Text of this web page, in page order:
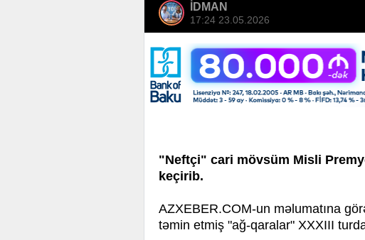
İDMAN
17:24 23.05.2026
"Neftçi" cari mövsüm Misli
keçirib.
AZXEBER.COM-un məlumatına
təmin etmiş "ağ-qaralar" XXXIII